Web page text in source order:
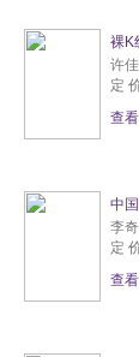
裸
许
定
查
中
李
定
查